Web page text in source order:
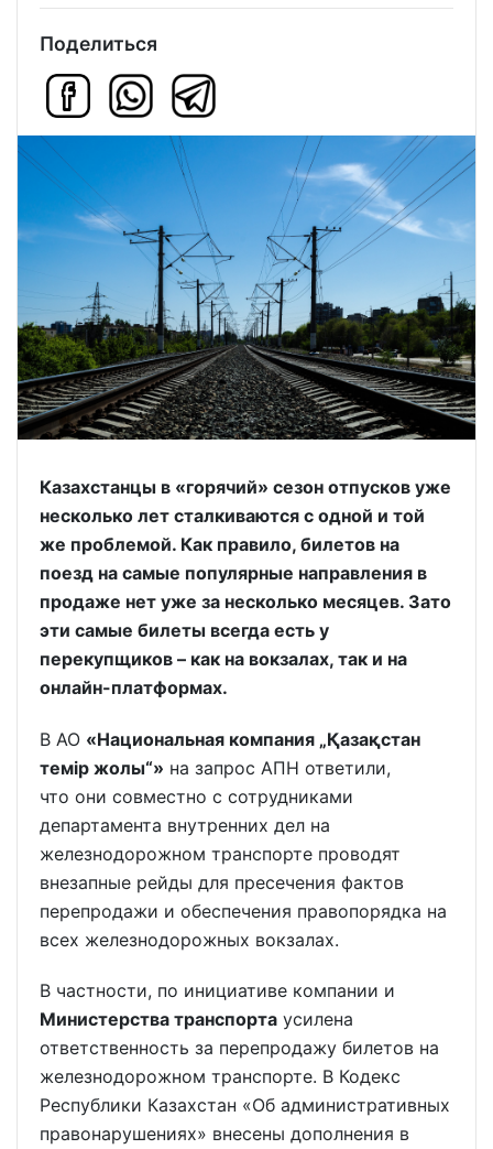
Поделиться
Казахстанцы в «горячий» сезон отпусков уже
несколько лет сталкиваются с одной и той
же проблемой. Как правило, билетов на
поезд на самые популярные направления в
продаже нет уже за несколько месяцев. Зато
эти самые билеты всегда есть у
перекупщиков – как на вокзалах, так и на
онлайн-платформах.
В АО «Национальная компания „Қазақстан
темір жолы“» на запрос АПН ответили,
что они совместно с сотрудниками
департамента внутренних дел на
железнодорожном транспорте проводят
внезапные рейды для пресечения фактов
перепродажи и обеспечения правопорядка на
всех железнодорожных вокзалах.
В частности, по инициативе компании и
Министерства транспорта усилена
ответственность за перепродажу билетов на
железнодорожном транспорте. В Кодекс
Республики Казахстан «Об административных
правонарушениях» внесены дополнения в